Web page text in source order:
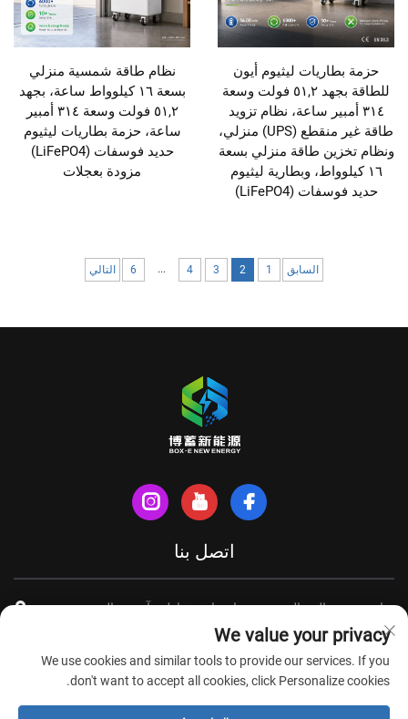
حزمة بطاريات ليثيوم أيون
للطاقة بجهد ٥١,٢ فولت وسعة
٣١٤ أمبير ساعة، نظام تزويد
طاقة غير منقطع (UPS) منزلي،
ونظام تخزين طاقة منزلي بسعة
١٦ كيلوواط، وبطارية ليثيوم
حديد فوسفات (LiFePO4)
نظام طاقة شمسية منزلي
بسعة ١٦ كيلوواط ساعة، بجهد
٥١,٢ فولت وسعة ٣١٤ أمبير
ساعة، حزمة بطاريات ليثيوم
حديد فوسفات (LiFePO4)
مزودة بعجلات
السابق 1
2
3
4
...
6 التالي
اتصل بنا
شارع شينهي الشمالي، مدينة تيانتشانغ، مقاطعة آنهوي، الصين
+86-18949493005
We value your privacy
We use cookies and similar tools to provide our services. If you
don't want to accept all cookies, click Personalize cookies.